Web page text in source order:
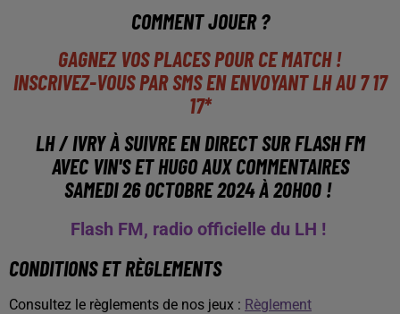
COMMENT JOUER ?
GAGNEZ VOS PLACES POUR CE MATCH !
INSCRIVEZ-VOUS PAR SMS EN ENVOYANT LH AU 7 17
17*
LH / IVRYÀ SUIVRE EN DIRECT SUR FLASH FM
AVEC VIN'S ET HUGO AUX COMMENTAIRES
SAMEDI 26 OCTOBRE 2024 À 20H00 !
Flash FM, radio officielle du LH !
CONDITIONS ET RÈGLEMENTS
Consultez le règlements de nos jeux : Règlement